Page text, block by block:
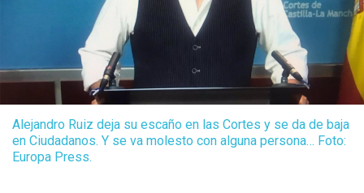
Alejandro Ruiz deja su escaño en las Cortes y se da de baja
en Ciudadanos. Y se va molesto con alguna persona… Foto:
Europa Press.